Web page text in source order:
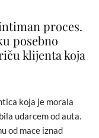
proces.
posebno
klijenta koja
koja je morala
udarcem od auta.
od mace iznad